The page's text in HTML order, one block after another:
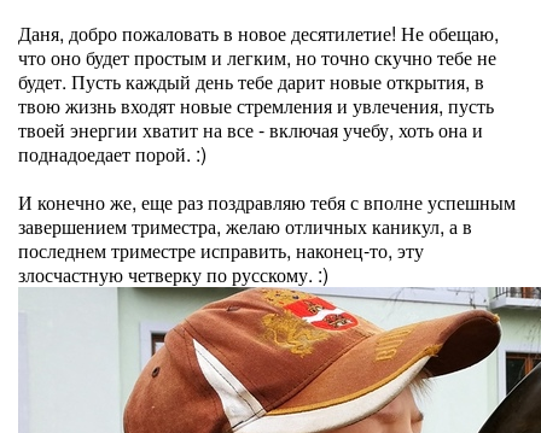
Даня, добро пожаловать в новое десятилетие! Не обещаю,
что оно будет простым и легким, но точно скучно тебе не
будет. Пусть каждый день тебе дарит новые открытия, в
твою жизнь входят новые стремления и увлечения, пусть
твоей энергии хватит на все - включая учебу, хоть она и
поднадоедает порой. :)
И конечно же, еще раз поздравляю тебя с вполне успешным
завершением триместра, желаю отличных каникул, а в
последнем триместре исправить, наконец-то, эту
злосчастную четверку по русскому. :)